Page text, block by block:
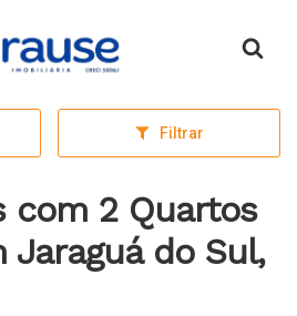
inicial
Filtrar
com 2 Quartos
Jaraguá do Sul,